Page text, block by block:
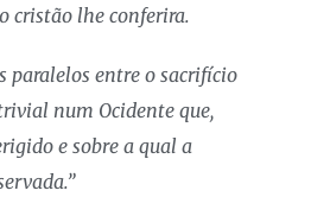
cristão lhe conferira.
paralelos entre o sacrifício
num Ocidente que,
e sobre a qual a